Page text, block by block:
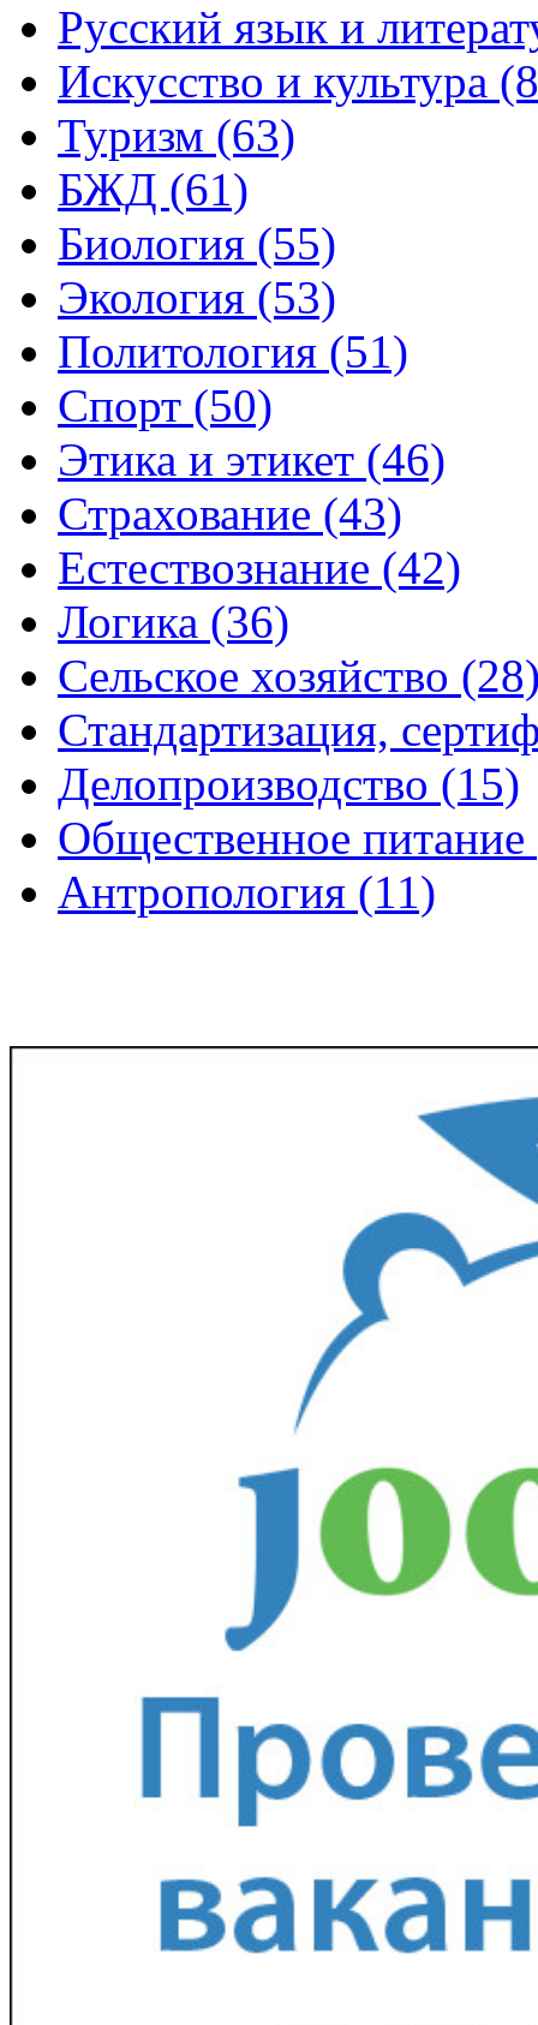
Русский язык и
Искусство и культура
Туризм (63)
БЖД (61)
Биология (55)
Экология (53)
Политология (51)
Спорт (50)
Этика и этикет (46)
Страхование (43)
Естествознание (42)
Логика (36)
Сельское хозяйство
Стандартизация,
Делопроизводство (15)
Общественное
Антропология (11)